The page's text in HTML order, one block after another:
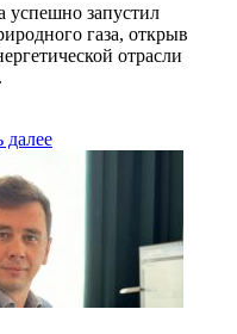
успешно запустил
газа, открыв
отрасли
далее